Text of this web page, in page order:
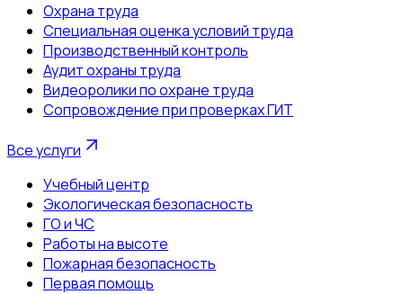
Охрана труда
Специальная оценка условий труда
Производственный контроль
Аудит охраны труда
Видеоролики по охране труда
Сопровождение при проверках ГИТ
Все услуги
Учебный центр
Экологическая безопасность
ГО и ЧС
Работы на высоте
Пожарная безопасность
Первая помощь